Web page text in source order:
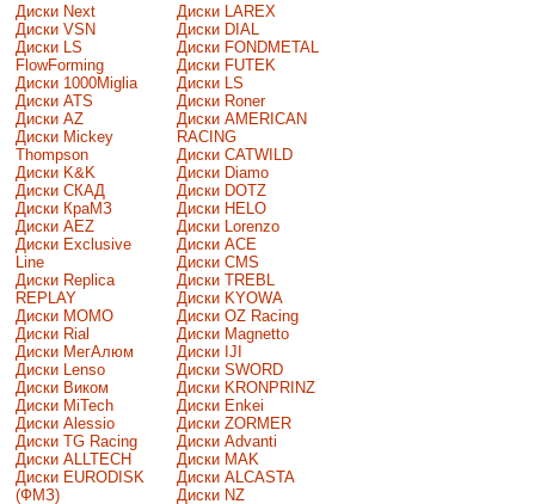
Диски Next
Диски VSN
Диски LS
FlowForming
Диски 1000Miglia
Диски ATS
Диски AZ
Диски Mickey
Thompson
Диски K&K
Диски СКАД
Диски КраМЗ
Диски AEZ
Диски Exclusive
Line
Диски Replica
REPLAY
Диски MOMO
Диски Rial
Диски МегАлюм
Диски Lenso
Диски Виком
Диски MiTech
Диски Alessio
Диски TG Racing
Диски ALLTECH
Диски EURODISK
(ФМЗ)
Диски LAREX
Диски DIAL
Диски FONDMETAL
Диски FUTEK
Диски LS
Диски Roner
Диски AMERICAN
RACING
Диски CATWILD
Диски Diamo
Диски DOTZ
Диски HELO
Диски Lorenzo
Диски ACE
Диски CMS
Диски TREBL
Диски KYOWA
Диски OZ Racing
Диски Magnetto
Диски IJI
Диски SWORD
Диски KRONPRINZ
Диски Enkei
Диски ZORMER
Диски Advanti
Диски MAK
Диски ALCASTA
Диски NZ